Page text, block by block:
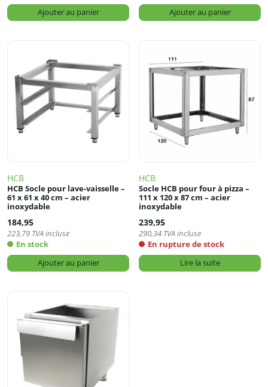
Ajouter au panier
Ajouter au panier
HCB
HCB Socle pour lave-vaisselle –
61 x 61 x 40 cm – acier
inoxydable
184,95
223,79 TVA incluse
En stock
Ajouter au panier
HCB
Socle HCB pour four à pizza –
111 x 120 x 87 cm – acier
inoxydable
239,95
290,34 TVA incluse
En rupture de stock
Lire la suite